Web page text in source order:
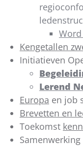
Kengetallen
Initiatieven
Lerend
Europa en job
Brevetten en
Toekomst